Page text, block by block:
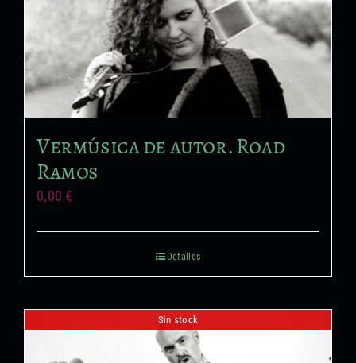
Vermúsica de autor. Road
Ramos
0,00 €
Detalles
Sin stock